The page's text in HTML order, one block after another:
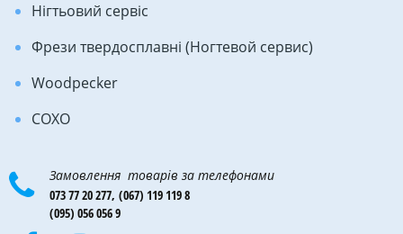
Нігтьовий сервіс
Фрези твердосплавні (Ногтевой сервис)
Woodpecker
COXO
Замовлення товарів за телефонами
073 77 20 277, (067) 119 119 8
(095) 056 056 9